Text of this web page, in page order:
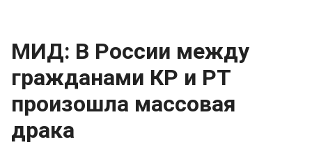
МИД: В России между
гражданами КР и РТ
произошла массовая
драка